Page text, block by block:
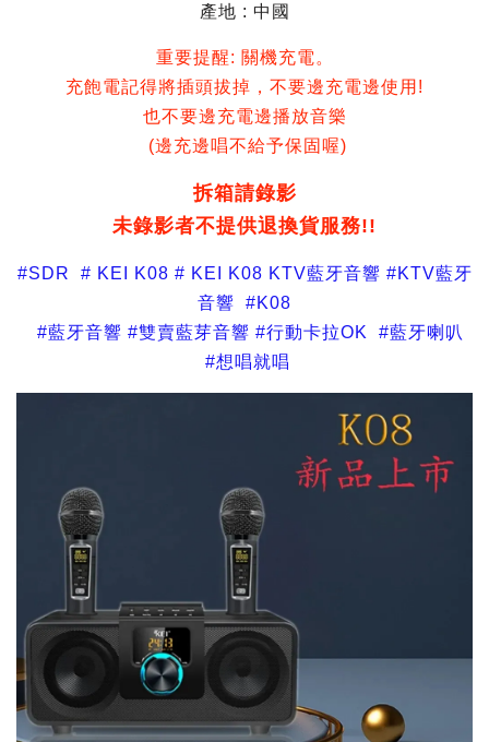
產地 : 中國
重要提醒: 關機充電。
充飽電記得將插頭拔掉，不要邊充電邊使用!
也不要邊充電邊播放音樂
(邊充邊唱不給予保固喔)
拆箱請錄影
未錄影者不提供退換貨服務!!
#SDR # KEI K08 # KEI K08 KTV藍牙音響 #KTV藍牙
音響 #K08
#藍牙音響 #雙賣藍芽音響 #行動卡拉OK #藍牙喇叭
#想唱就唱